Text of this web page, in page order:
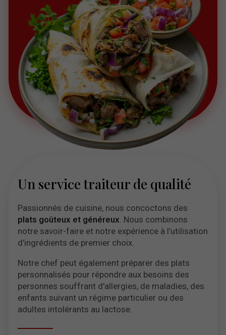
Un service traiteur de qualité
Passionnés de cuisine, nous concoctons des
plats goûteux et généreux . Nous combinons
notre savoir-faire et notre expérience à l’utilisation
d’ingrédients de premier choix.
Notre chef peut également préparer des plats
personnalisés pour répondre aux besoins des
personnes souffrant d'allergies, de maladies, des
enfants suivant un régime particulier ou des
adultes intolérants au lactose.